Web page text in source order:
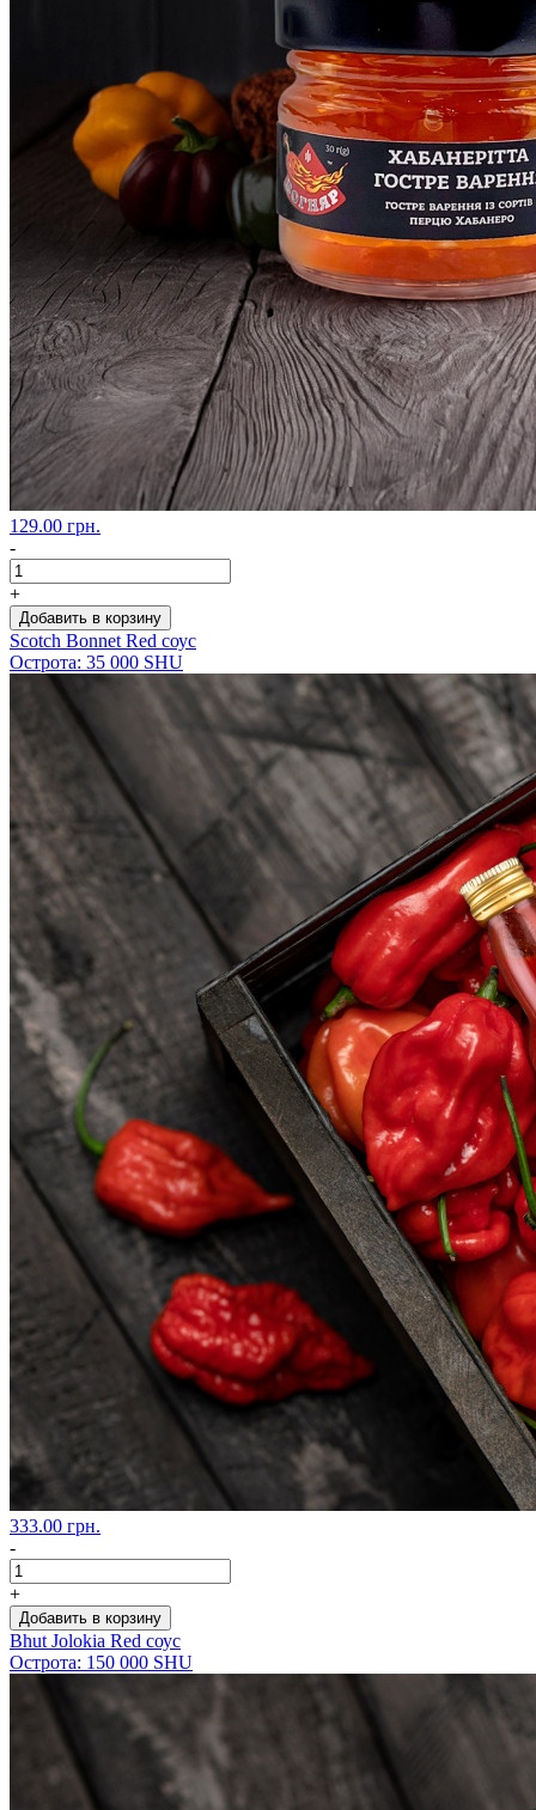
129.00 грн.
-
+
Добавить в корзину
Scotch Bonnet Red соус
Острота: 35 000 SHU
333.00 грн.
-
+
Добавить в корзину
Bhut Jolokia Red соус
Острота: 150 000 SHU